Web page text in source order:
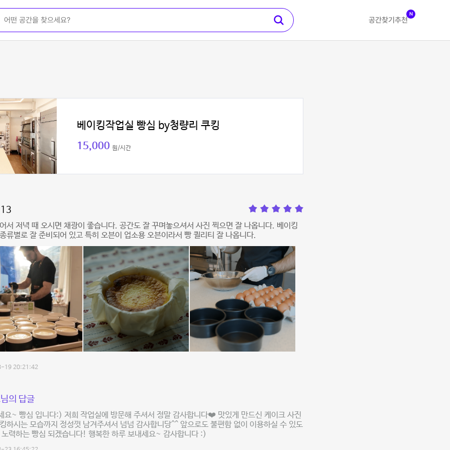
공간찾기 추천
N
베이킹작업실 빵심 by청량리 쿠킹
15,000 원/시간
서 저녁 때 오시면 채광이 좋습니다. 공간도 잘 꾸며놓으셔서 사진 찍으면 잘 나옵니다. 베이킹
류별로 잘 준비되어 있고 특히 오븐이 업소용 오븐이라서 빵 퀼리티 잘 나옵니다.
19 20:21:42
의 답글
요~ 빵심 입니다:) 저희 작업실에 방문해 주셔서 정말 감사합니다❤️ 맛있게 만드신 케이크 사진
하시는 모습까지 정성껏 남겨주셔서 넘넘 감사합니당^^ 앞으로도 불편함 없이 이용하실 수 있도
력하는 빵심 되겠습니다! 행복한 하루 보내세요~ 감사합니다 :)